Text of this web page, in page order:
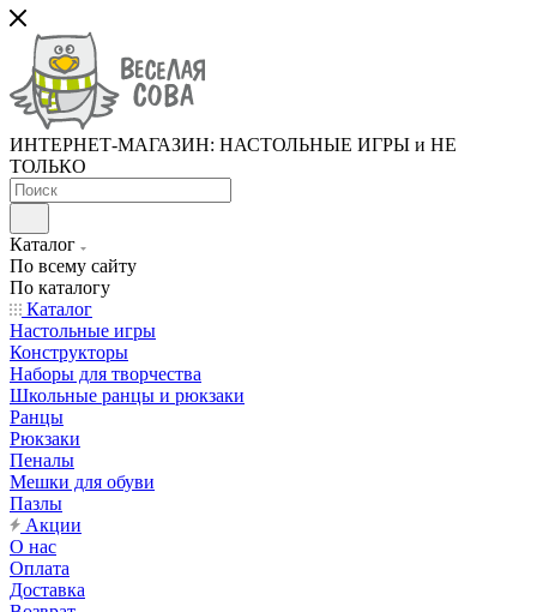
ИНТЕРНЕТ-МАГАЗИН: НАСТОЛЬНЫЕ ИГРЫ и НЕ
ТОЛЬКО
Каталог
По всему сайту
По каталогу
Каталог
Настольные игры
Конструкторы
Наборы для творчества
Школьные ранцы и рюкзаки
Ранцы
Рюкзаки
Пеналы
Мешки для обуви
Пазлы
Акции
О нас
Оплата
Доставка